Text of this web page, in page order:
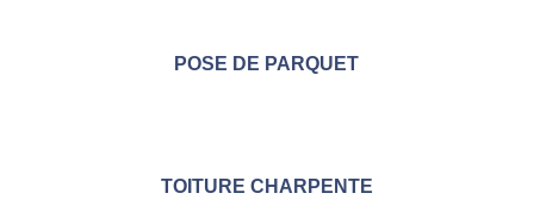
POSE DE PARQUET
TOITURE CHARPENTE